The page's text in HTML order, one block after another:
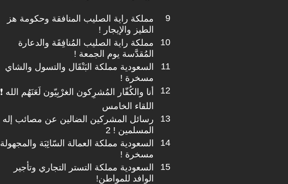
مملكة راية الصليب المنافقة وحكومة هز
الطيز والإيجار !
9
مملكة راية الصليب المُنافِقَة والدعارة
المُقدَّسة يوم الجمعة !
10
السعودية مملكة البَنْقَال والتسول والشاي
مسخرة !
11
أنا والكُفّار المُشرِكون الغرْبِيّون لَعَنَهُم الله ❗
اللقاء الخامس
12
رسائل المشركين الضالين عن مصائب إله
المسلمين ! 2
13
السعودية مملكة العمالة السّائِبَة والمجهولة
مسخرة !
14
السعودية مملكة التستر التجاري وتأجير
الوافد للمواطن!
15